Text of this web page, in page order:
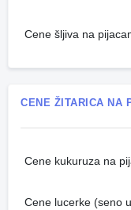
Cene šljiva na
CENE ŽITARICA NA
Cene kukuruza na
Cene lucerke (seno